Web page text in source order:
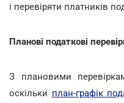
і перевіряти платників
Планові податкові
З плановими
оскільки план-графік